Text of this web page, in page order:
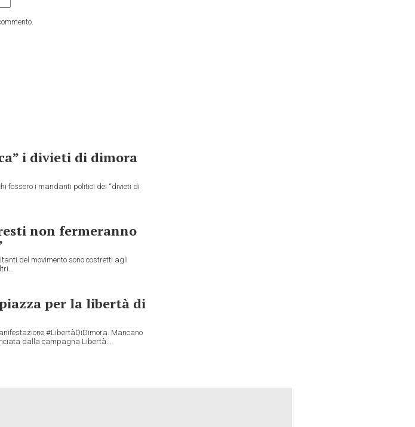
i divieti di dimora
fossero i mandanti politici dei “divieti di
non fermeranno
del movimento sono costretti agli
per la libertà di
#LibertàDiDimora. Mancano
dalla campagna Libertà...